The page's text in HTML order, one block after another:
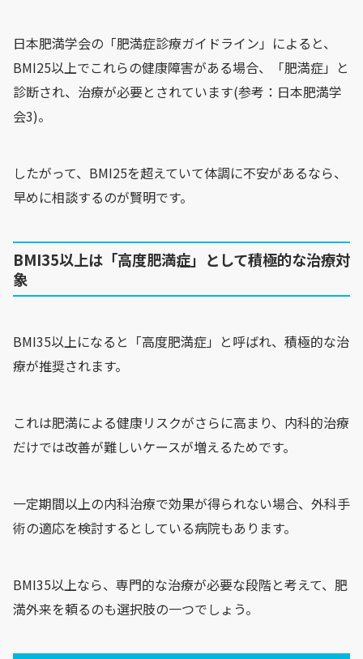
日本肥満学会の「肥満症診療ガイドライン」によると、
BMI25以上でこれらの健康障害がある場合、「肥満症」と
診断され、治療が必要とされています(参考：日本肥満学
会3)。
したがって、BMI25を超えていて体調に不安があるなら、
早めに相談するのが賢明です。
BMI35以上は「高度肥満症」として積極的な治療対
象
BMI35以上になると「高度肥満症」と呼ばれ、積極的な治
療が推奨されます。
これは肥満による健康リスクがさらに高まり、内科的治療
だけでは改善が難しいケースが増えるためです。
一定期間以上の内科治療で効果が得られない場合、外科手
術の適応を検討するとしている病院もあります。
BMI35以上なら、専門的な治療が必要な段階と考えて、肥
満外来を頼るのも選択肢の一つでしょう。